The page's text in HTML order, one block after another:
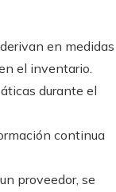
en medidas
el inventario.
durante el
continua
proveedor, se